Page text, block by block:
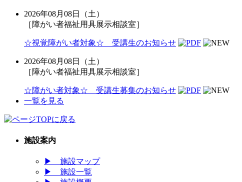
2026年08月08日（土）
［障がい者福祉用具展示相談室］
☆視覚障がい者対象☆ 受講生のお知らせ
2026年08月08日（土）
［障がい者福祉用具展示相談室］
☆障がい者対象☆ 受講生募集のお知らせ
一覧を見る
施設案内
▶ 施設マップ
▶ 施設一覧